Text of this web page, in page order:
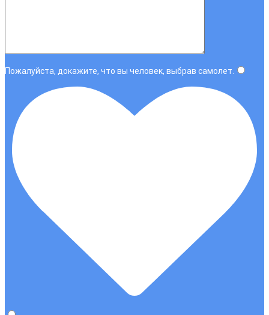
Пожалуйста, докажите, что вы человек, выбрав самолет.